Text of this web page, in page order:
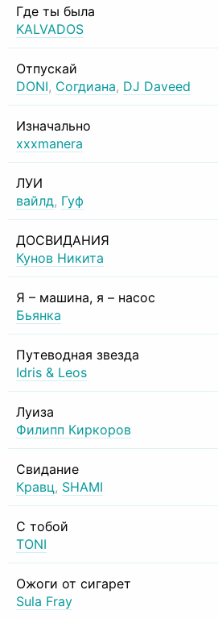
Где ты была
KALVADOS
Отпускай
DONI, Согдиана, DJ Daveed
Изначально
xxxmanera
ЛУИ
вайлд, Гуф
ДОСВИДАНИЯ
Кунов Никита
Я – машина, я – насос
Бьянка
Путеводная звезда
Idris & Leos
Луиза
Филипп Киркоров
Свидание
Кравц, SHAMI
С тобой
TONI
Ожоги от сигарет
Sula Fray